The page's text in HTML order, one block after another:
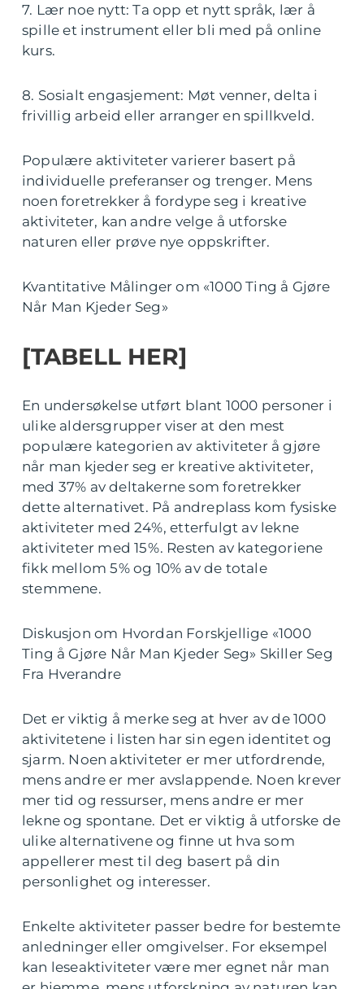
7. Lær noe nytt: Ta opp et nytt språk, lær å
spille et instrument eller bli med på online
kurs.
8. Sosialt engasjement: Møt venner, delta i
frivillig arbeid eller arranger en spillkveld.
Populære aktiviteter varierer basert på
individuelle preferanser og trenger. Mens
noen foretrekker å fordype seg i kreative
aktiviteter, kan andre velge å utforske
naturen eller prøve nye oppskrifter.
Kvantitative Målinger om «1000 Ting å Gjøre
Når Man Kjeder Seg»
[TABELL HER]
En undersøkelse utført blant 1000 personer i
ulike aldersgrupper viser at den mest
populære kategorien av aktiviteter å gjøre
når man kjeder seg er kreative aktiviteter,
med 37% av deltakerne som foretrekker
dette alternativet. På andreplass kom fysiske
aktiviteter med 24%, etterfulgt av lekne
aktiviteter med 15%. Resten av kategoriene
fikk mellom 5% og 10% av de totale
stemmene.
Diskusjon om Hvordan Forskjellige «1000
Ting å Gjøre Når Man Kjeder Seg» Skiller Seg
Fra Hverandre
Det er viktig å merke seg at hver av de 1000
aktivitetene i listen har sin egen identitet og
sjarm. Noen aktiviteter er mer utfordrende,
mens andre er mer avslappende. Noen krever
mer tid og ressurser, mens andre er mer
lekne og spontane. Det er viktig å utforske de
ulike alternativene og finne ut hva som
appellerer mest til deg basert på din
personlighet og interesser.
Enkelte aktiviteter passer bedre for bestemte
anledninger eller omgivelser. For eksempel
kan leseaktiviteter være mer egnet når man